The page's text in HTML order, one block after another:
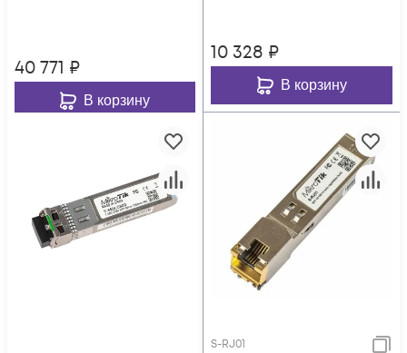
40 771 ₽
В корзину
10 328 ₽
В корзину
S-RJ01